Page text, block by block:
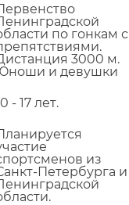
по гонкам с
3000 м.
и девушки
- 17 лет.
из
Петербурга и